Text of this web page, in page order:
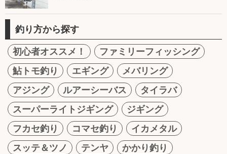
釣り方から探す
初心者オススメ！
ファミリーフィッシング
鮎トモ釣り
エギング
メバリング
アジング
ルアーシーバス
タイラバ
スーパーライトジギング
ジギング
フカセ釣り
コマセ釣り
イカメタル
スッテ＆ツノ
テンヤ
かかり釣り